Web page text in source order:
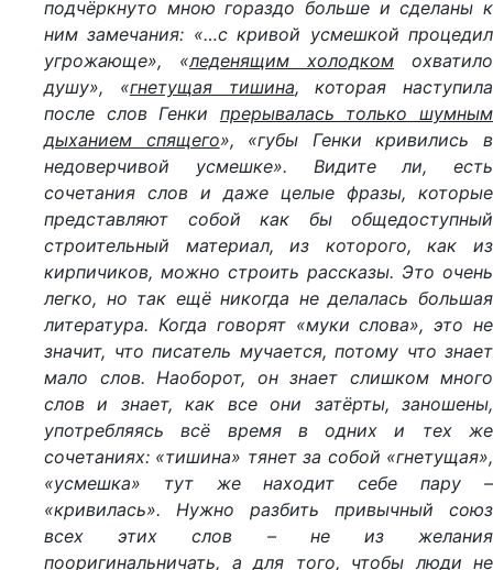
подчёркнуто мною гораздо больше и сделаны к
ним замечания: «…с кривой усмешкой процедил
угрожающе», «леденящим холодком охватило
душу», «гнетущая тишина, которая наступила
после слов Генки прерывалась только шумным
дыханием спящего», «губы Генки кривились в
недоверчивой усмешке». Видите ли, есть
сочетания слов и даже целые фразы, которые
представляют собой как бы общедоступный
строительный материал, из которого, как из
кирпичиков, можно строить рассказы. Это очень
легко, но так ещё никогда не делалась большая
литература. Когда говорят «муки слова», это не
значит, что писатель мучается, потому что знает
мало слов. Наоборот, он знает слишком много
слов и знает, как все они затёрты, заношены,
употребляясь всё время в одних и тех же
сочетаниях: «тишина» тянет за собой «гнетущая»,
«усмешка» тут же находит себе пару –
«кривилась». Нужно разбить привычный союз
всех этих слов – не из желания
пооригинальничать, а для того, чтобы люди не